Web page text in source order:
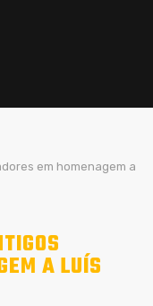
em homenagem a
A LUÍS